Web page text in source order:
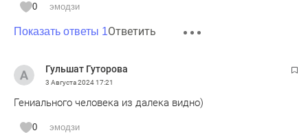
0 эмодзи
Показать ответы 1Ответить
Гульшат Гуторова
3 Августа 202417:21
Гениального человека из далека видно)
0 эмодзи